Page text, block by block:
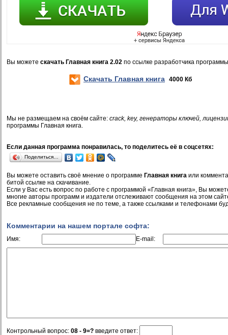
Вы можете скачать Главная книга 2.02 по ссылке разработчика
Скачать Главная книга 4000 Кб
Мы не размещаем на своём сайте: crack, key, генераторы ключей,
программы Главная книга.
Если данная программа понравилась, то поделитесь её в соцсетях:
Поделиться…
Вы можете оставить своё мнение о программе Главная книга или
битой ссылке на скачивание.
Если у Вас есть вопрос по работе с программой «Главная книга», Вы
многие авторы программ и издатели отслеживают сообщения на этом
Все рекламные сообщения не по теме, а также ссылками и телефонами
Комментарии на нашем портале софта:
Имя: E-mail:
Контрольный вопрос: 08 - 9=? введите ответ: